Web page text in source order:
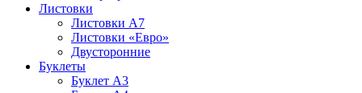
Листовки
Листовки А7
Листовки «Евро»
Двусторонние
Буклеты
Буклет А3